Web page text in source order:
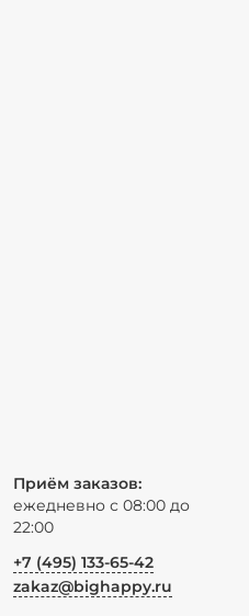
Приём заказов:
ежедневно с 08:00 до
22:00
+7 (495) 133-65-42
zakaz@bighappy.ru